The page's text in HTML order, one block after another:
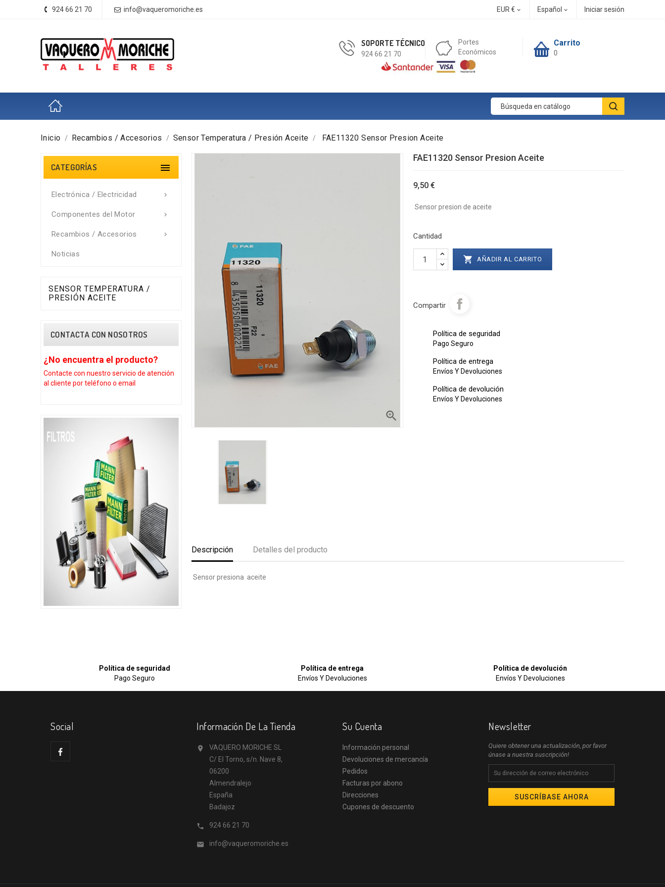
924 66 21 70 info@vaqueromoriche.es EUR €  Español  Iniciar sesión
Carrito
0
SOPORTE TÉCNICO
924 66 21 70
Portes
Económicos
Inicio Recambios / Accesorios Sensor Temperatura / Presión Aceite FAE11320 Sensor Presion Aceite
CATEGORÍAS 

Electrónica / Electricidad

Componentes del Motor

Recambios / Accesorios
Noticias
SENSOR TEMPERATURA /
PRESIÓN ACEITE
CONTACTA CON NOSOTROS
¿No encuentra el producto?
Contacte con nuestroservicio de atención
al cliente por teléfono o email
¿No encuentra el producto?
Contacte con nuestro servicio de atención
al cliente por teléfono o email

FAE11320 Sensor Presion Aceite
9,50 €
Sensor presion de aceite
Cantidad
 AÑADIR AL CARRITO
Compartir
Política de seguridad
Pago Seguro
Política de entrega
Envíos Y Devoluciones
Política de devolución
Envíos Y Devoluciones
Descripción Detalles del producto
Sensor presiona aceite
Política de seguridad
Pago Seguro
Política de entrega
Envíos Y Devoluciones
Política de devolución
Envíos Y Devoluciones
Social Información De La Tienda

VAQUERO MORICHE SL
C/ El Torno, s/n. Nave 8,
06200
Almendralejo
España
Badajoz
 924 66 21 70
 info@vaqueromoriche.es
Su Cuenta
Información personal
Devoluciones de mercancía
Pedidos
Facturas por abono
Direcciones
Cupones de descuento
Newsletter
Quiere obtener una actualización, por favor
únase a nuestra suscripción!